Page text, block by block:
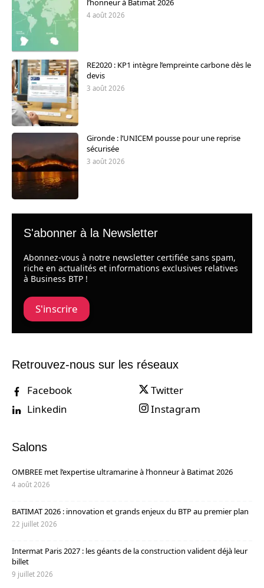
l’honneur à Batimat 2026
4 août 2026
RE2020 : KP1 intègre l’empreinte carbone dès le
devis
3 août 2026
Gironde : l’UNICEM pousse pour une reprise
sécurisée
3 août 2026
S'abonner à la Newsletter
Abonnez-vous à notre newsletter certifiée sans spam,
riche en actualités et informations exclusives relatives
à Business BTP !
S'inscrire
Retrouvez-nous sur les réseaux
Facebook
Twitter
Linkedin
Instagram
Salons
OMBREE met l’expertise ultramarine à l’honneur à Batimat 2026
4 août 2026
BATIMAT 2026 : innovation et grands enjeux du BTP au premier plan
22 juillet 2026
Intermat Paris 2027 : les géants de la construction valident déjà leur
billet
9 juillet 2026